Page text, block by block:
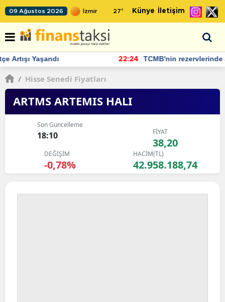
09 Ağustos 2026 27° Künye İletişim
22:24 TCMB'nin rezervlerinde artan momentum devam ediyor
/ Hisse Senedi Fiyatları
ARTMS ARTEMIS HALI
Son Güncelleme
18:10 FİYAT
38,20
DEĞİŞİM
-0,78%
HACİM(TL)
42.958.188,74